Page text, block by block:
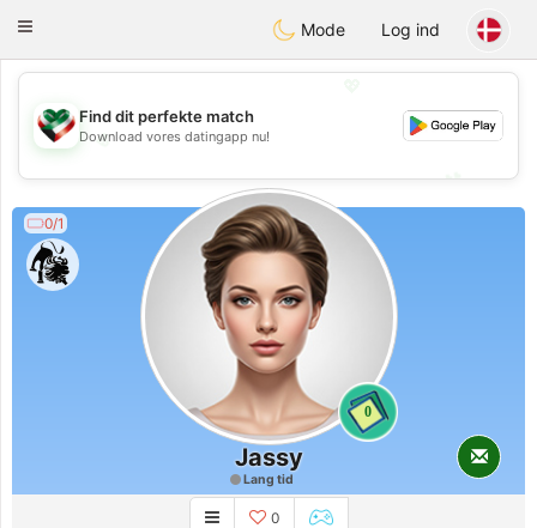
Kuwait Chat
Toggle
Mode Log ind
💖
💕
💕
Find dit perfekte match
Download vores datingapp nu!
0/1
0
Jassy
Lang tid
0